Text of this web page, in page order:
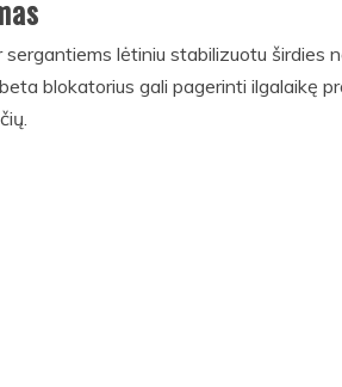
lėtiniu stabilizuotu širdies
blokatorius gali pagerinti ilgalaikę